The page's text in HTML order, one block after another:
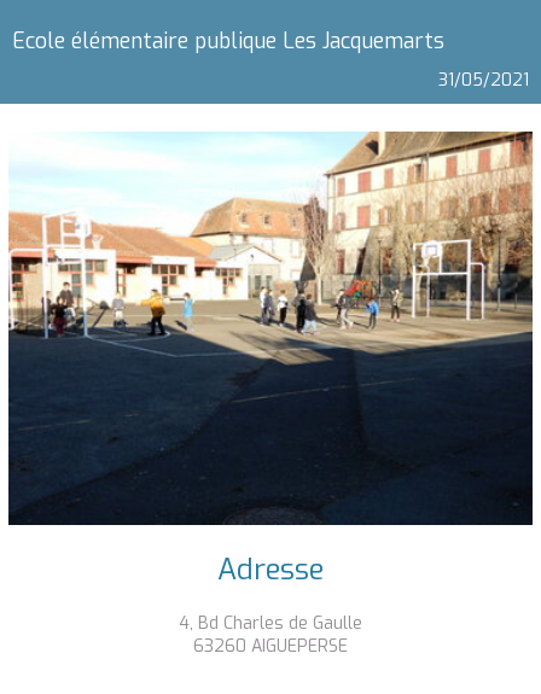
Ecole élémentaire publique Les Jacquemarts
31/05/2021
Adresse
4, Bd Charles de Gaulle
63260 AIGUEPERSE